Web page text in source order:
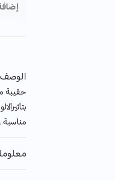
الوصف
حقيبة
مناسبة ،